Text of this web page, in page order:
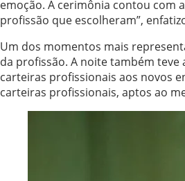
emoção. A cerimônia contou com
profissão que escolheram”,
Um dos momentos mais
da profissão. A noite também teve
carteiras profissionais aos novos
carteiras profissionais, aptos ao